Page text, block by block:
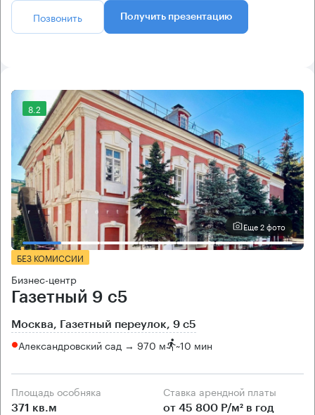
Позвонить Получить презентацию
8.2
Еще 2 фото
БЕЗ КОМИССИИ
Бизнес-центр
Газетный 9 с5
Москва, Газетный переулок, 9 с5
Александровский сад → 970 м ~10 мин
Площадь особняка
371 кв.м
Ставка арендной платы
от 45 800 Р/м² в год